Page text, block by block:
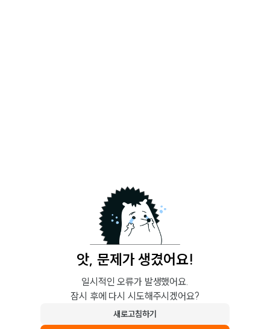
앗, 문제가 생겼어요!
일시적인 오류가 발생했어요.
잠시 후에 다시 시도해주시겠어요?
새로고침하기